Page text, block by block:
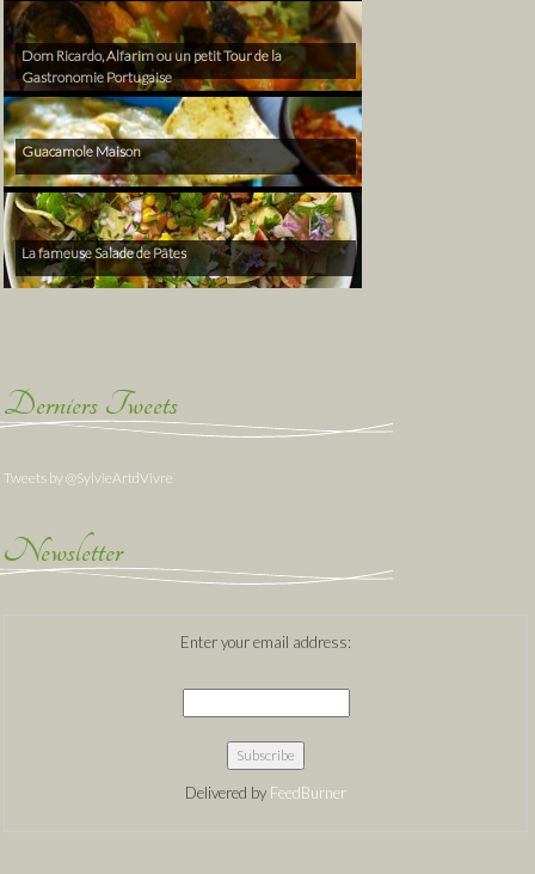
Dom Ricardo, Alfarim ou un petit Tour de la
Gastronomie Portugaise
Guacamole Maison
La fameuse Salade de Pâtes
Derniers Tweets
Tweets by @SylvieArtdVivre
Newsletter
Enter your email address:
Delivered by FeedBurner